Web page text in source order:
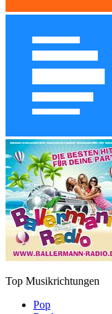
Top Musikrichtungen
Pop